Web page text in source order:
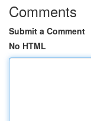
Comments
Submit a Comment
No HTML